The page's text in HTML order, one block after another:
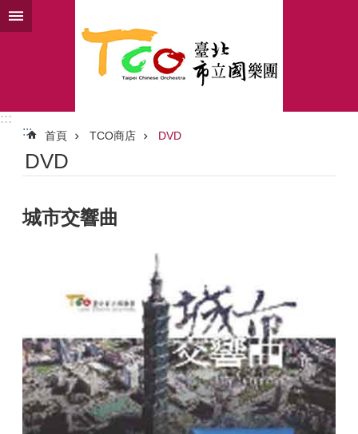
跳到主要內容區塊
:::
::: 首頁 TCO商店 DVD
DVD
城市交響曲